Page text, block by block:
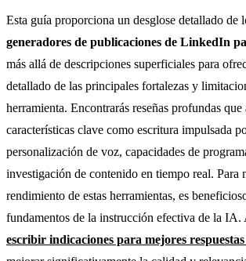
Esta guía proporciona un desglose detallado de
generadores de publicaciones de LinkedIn
más allá de descripciones superficiales para
detallado de las principales fortalezas y
herramienta. Encontrarás reseñas profundas que
características clave como escritura impulsada
personalización de voz, capacidades de
investigación de contenido en tiempo real. Para
rendimiento de estas herramientas, es
fundamentos de la instrucción efectiva de la IA.
escribir indicaciones para mejores